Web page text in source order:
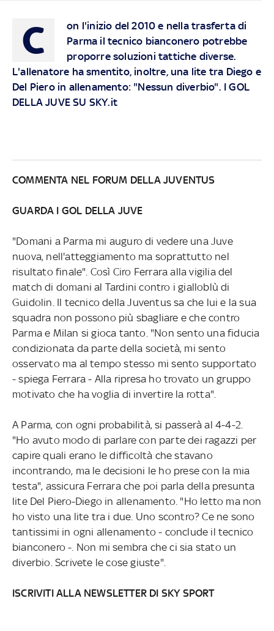
C
on l'inizio del 2010 e nella trasferta di
Parma il tecnico bianconero potrebbe
proporre soluzioni tattiche diverse.
L'allenatore ha smentito, inoltre, una lite tra Diego e
Del Piero in allenamento: "Nessun diverbio". I GOL
DELLA JUVE SU SKY.it
COMMENTA NEL FORUM DELLA JUVENTUS
GUARDA I GOL DELLA JUVE
"Domani a Parma mi auguro di vedere una Juve
nuova, nell'atteggiamento ma soprattutto nel
risultato finale". Così Ciro Ferrara alla vigilia del
match di domani al Tardini contro i gialloblù di
Guidolin. Il tecnico della Juventus sa che lui e la sua
squadra non possono più sbagliare e che contro
Parma e Milan si gioca tanto. "Non sento una fiducia
condizionata da parte della società, mi sento
osservato ma al tempo stesso mi sento supportato
- spiega Ferrara - Alla ripresa ho trovato un gruppo
motivato che ha voglia di invertire la rotta".
A Parma, con ogni probabilità, si passerà al 4-4-2.
"Ho avuto modo di parlare con parte dei ragazzi per
capire quali erano le difficoltà che stavano
incontrando, ma le decisioni le ho prese con la mia
testa", assicura Ferrara che poi parla della presunta
lite Del Piero-Diego in allenamento. "Ho letto ma non
ho visto una lite tra i due. Uno scontro? Ce ne sono
tantissimi in ogni allenamento - conclude il tecnico
bianconero -. Non mi sembra che ci sia stato un
diverbio. Scrivete le cose giuste".
ISCRIVITI ALLA NEWSLETTER DI SKY SPORT